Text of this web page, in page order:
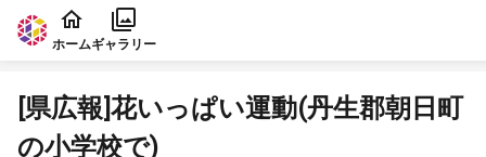
本文に飛ぶ
ホームギャラリー
[県広報]花いっぱい運動(丹生郡朝日町
の小学校で)